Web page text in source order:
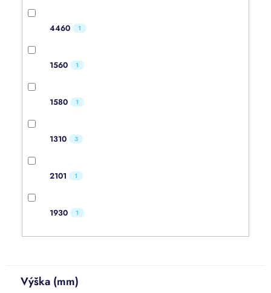
4460 1
1560 1
1580 1
1310 3
2101 1
1930 1
Výška (mm)